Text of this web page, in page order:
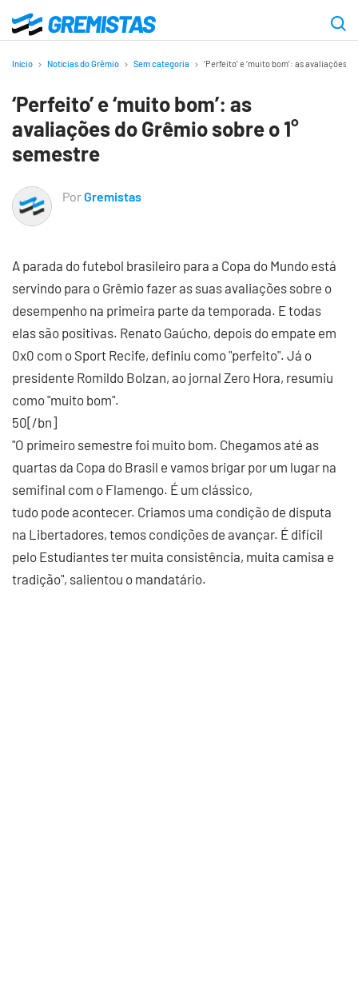
para
principal
Gremistas
Início Notícias do Grêmio Sem categoria ‘Perfeito’ e ‘muito bom’: as avaliações
‘Perfeito’ e ‘muito bom’: as
avaliações do Grêmio sobre o 1°
semestre
PorGremistas
A parada do futebol brasileiro para a Copa do Mundo está
servindo para o Grêmio fazer as suas avaliações sobre o
desempenho na primeira parte da temporada. E todas
elas são positivas. Renato Gaúcho, depois do empate em
0x0 com o Sport Recife, definiu como "perfeito". Já o
presidente Romildo Bolzan, ao jornal Zero Hora, resumiu
como "muito bom".
50[/bn]
"O primeiro semestre foi muito bom. Chegamos até as
quartas da Copa do Brasil e vamos brigar por um lugar na
semifinal com o Flamengo. É um clássico,
tudo pode acontecer. Criamos uma condição de disputa
na Libertadores, temos condições de avançar. É difícil
pelo Estudiantes ter muita consistência, muita camisa e
tradição", salientou o mandatário.